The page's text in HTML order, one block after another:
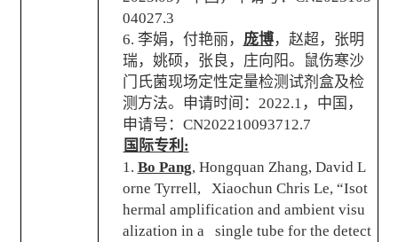
04027.3
6. 李娟，付艳丽， 庞博，赵超，张明
瑞，姚硕，张良，庄向阳。鼠伤寒沙
门氏菌现场定性定量检测试剂盒及检
测方法。申请时间： 2022.1 ，中国，
申请号： CN202210093712.7
国际专利 :
1. Bo Pang, Hongquan Zhang, David L
orne Tyrrell, Xiaochun Chris Le, “Isot
hermal amplification and ambient visu
alization in a single tube for the detect